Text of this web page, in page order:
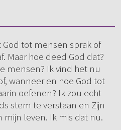
God tot mensen sprak of
Maar hoe deed God dat?
mensen? Ik vind het nu
wanneer en hoe God tot
oefenen? Ik zou echt
stem te verstaan en Zijn
mijn leven. Ik mis dat nu.